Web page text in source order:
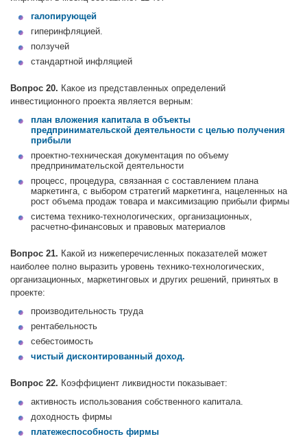
галопирующей
гиперинфляцией.
ползучей
стандартной инфляцией
Вопрос 20. Какое из представленных определений
инвестиционного проекта является верным:
план вложения капитала в объекты
предпринимательской деятельности с целью получения
прибыли
проектно-техническая документация по объему
предпринимательской деятельности
процесс, процедура, связанная с составлением плана
маркетинга, с выбором стратегий маркетинга, нацеленных на
рост объема продаж товара и максимизацию прибыли фирмы
система технико-технологических, организационных,
расчетно-финансовых и правовых материалов
Вопрос 21. Какой из нижеперечисленных показателей может
наиболее полно выразить уровень технико-технологических,
организационных, маркетинговых и других решений, принятых в
проекте:
производительность труда
рентабельность
себестоимость
чистый дисконтированный доход.
Вопрос 22. Коэффициент ликвидности показывает:
активность использования собственного капитала.
доходность фирмы
платежеспособность фирмы